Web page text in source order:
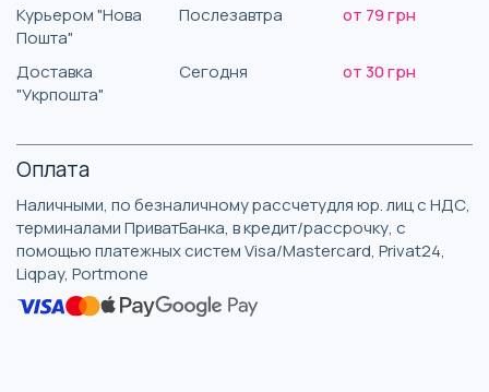
Курьером "Нова
Пошта"
Послезавтра от 79 грн
Доставка
"Укрпошта"
Сегодня от 30 грн
Оплата
Наличными, по безналичному рассчетудля юр. лиц с НДС,
терминалами ПриватБанка, в кредит/рассрочку, с
помощью платежных систем Visa/Mastercard, Privat24,
Liqpay, Portmone